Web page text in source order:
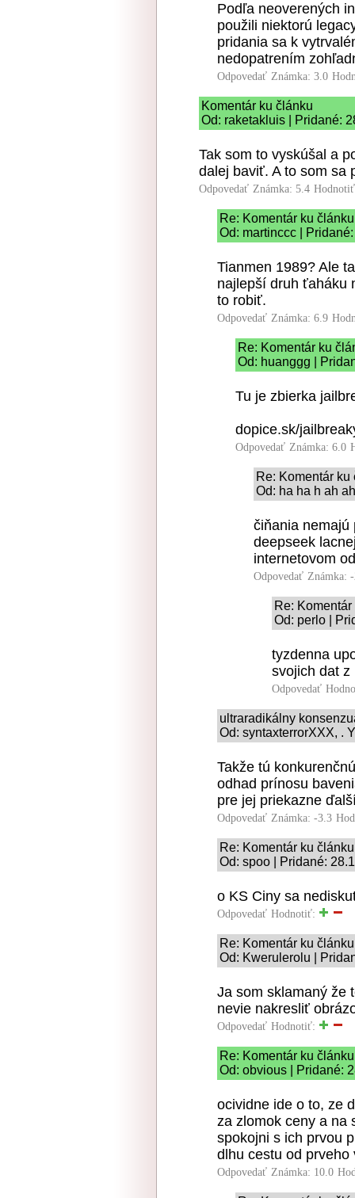
Podľa neoverených
použili niektorú
pridania sa k
nedopatrením
Odpovedať Známka: 3.0
Komentár ku článku
Od: raketakluis | Pridané:
Tak som to vyskúšal a
dalej baviť. A to som sa
Odpovedať Známka: 5.4
Re: Komentár ku článku
Od: martinccc |
Tianmen 1989? Ale
najlepší druh ťaháku
to robiť.
Odpovedať Známka: 6.9
Re: Komentár ku
Od: huanggg |
Tu je zbierka
dopice.sk/
Odpovedať Známka: 6.0
Re: Komentár ku
Od: ha ha h ah
čiňania nemajú
deepseek
internetovom
Odpovedať Známka:
Re:
Od: perlo |
tyzdenna
svojich dat z
Odpovedať
ultraradikálny
Od: syntaxterrorXXX, .
Takže tú
odhad prínosu
pre jej priekazne
Odpovedať Známka: -3.3
Re: Komentár ku článku
Od: spoo | Pridané:
o KS Ciny sa
Odpovedať Hodnotiť:
Re: Komentár ku článku
Od: Kwerulerolu |
Ja som sklamaný že
nevie nakresliť
Odpovedať Hodnotiť:
Re: Komentár ku článku
Od: obvious | Pridané:
ocividne ide o to, ze
za zlomok ceny a na
spokojni s ich prvou
dlhu cestu od prveho
Odpovedať Známka: 10.0